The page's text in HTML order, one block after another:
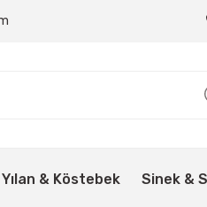
Yılan & Köstebek Sinek &